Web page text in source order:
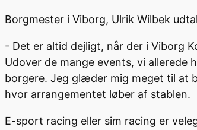
Borgmester i Viborg, Ulrik Wilbek
- Det er altid dejligt, når der i Viborg
Udover de mange events, vi allerede
borgere. Jeg glæder mig meget til at
hvor arrangementet løber af stablen.
E-sport racing eller sim racing er